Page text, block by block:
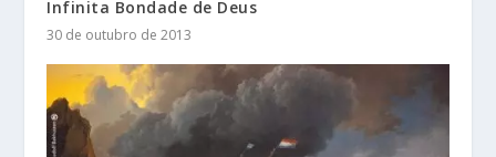
Infinita Bondade de Deus
30 de outubro de 2013